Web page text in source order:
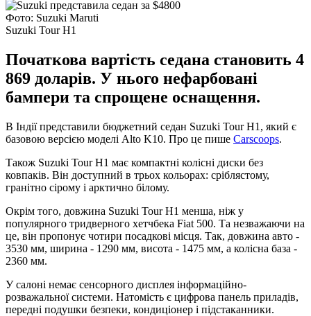
Фото: Suzuki Maruti
Suzuki Tour H1
Початкова вартість седана становить 4
869 доларів. У нього нефарбовані
бампери та спрощене оснащення.
В Індії представили бюджетний седан Suzuki Tour H1, який є
базовою версією моделі Alto K10. Про це пише Carscoops.
Також Suzuki Tour H1 має компактні колісні диски без
ковпаків. Він доступний в трьох кольорах: сріблястому,
гранітно сірому і арктично білому.
Окрім того, довжина Suzuki Tour H1 менша, ніж у
популярного тридверного хетчбека Fiat 500. Та незважаючи на
це, він пропонує чотири посадкові місця. Так, довжина авто -
3530 мм, ширина - 1290 мм, висота - 1475 мм, а колісна база -
2360 мм.
У салоні немає сенсорного дисплея інформаційно-
розважальної системи. Натомість є цифрова панель приладів,
передні подушки безпеки, кондиціонер і підстаканники.